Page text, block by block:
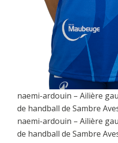
naemi-ardouin – Ailière
de handball de Sambre
naemi-ardouin – Ailière
de handball de Sambre